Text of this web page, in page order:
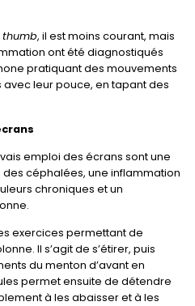
thumb, il est moins courant, mais
ont été diagnostiqués
pratiquant des mouvements
leur pouce, en tapant des
emploi des écrans sont une
céphalées, une inflammation
chroniques et un
exercices permettant de
Il s’agit de s’étirer, puis
du menton d’avant en
permet ensuite de détendre
à les abaisser et à les